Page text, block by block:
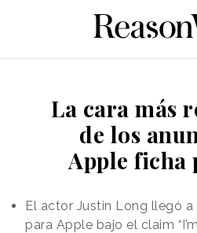
La cara más
de los
Apple ficha
El actor Justin Long llegó
para Apple bajo el claim